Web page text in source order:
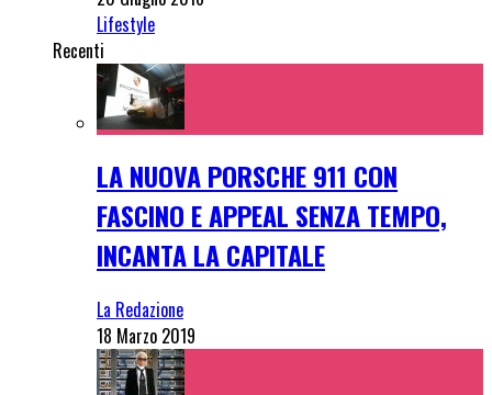
Lifestyle
Recenti
LA NUOVA PORSCHE 911 CON
FASCINO E APPEAL SENZA TEMPO,
INCANTA LA CAPITALE
La Redazione
18 Marzo 2019